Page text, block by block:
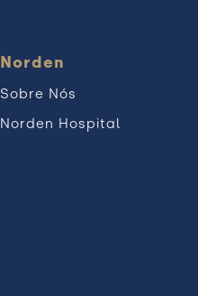
Norden
Sobre Nós
Norden Hospital